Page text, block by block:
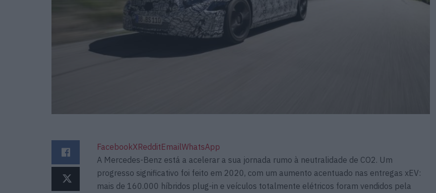
FacebookXRedditEmailWhatsApp
A Mercedes-Benz está a acelerar a sua jornada rumo à neutralidade de CO2. Um
progresso significativo foi feito em 2020, com um aumento acentuado nas entregas xEV:
mais de 160.000 híbridos plug-in e veículos totalmente elétricos foram vendidos pela